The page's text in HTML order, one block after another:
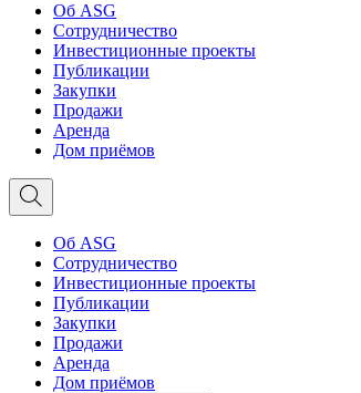
Об ASG
Сотрудничество
Инвестиционные проекты
Публикации
Закупки
Продажи
Аренда
Дом приёмов
Об ASG
Сотрудничество
Инвестиционные проекты
Публикации
Закупки
Продажи
Аренда
Дом приёмов